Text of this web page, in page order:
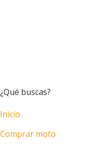
¿Qué buscas?
Inicio
Comprar moto